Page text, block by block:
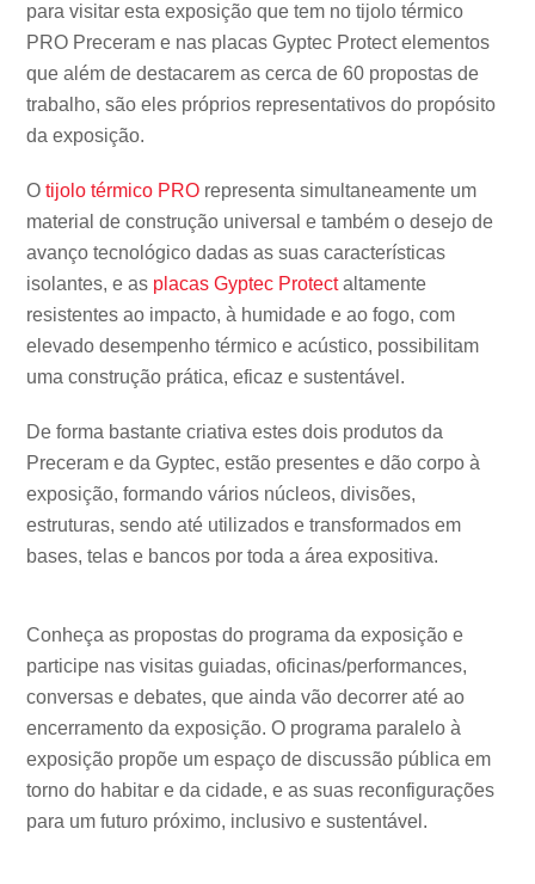
para visitar esta exposição que tem no tijolo térmico
PRO Preceram e nas placas Gyptec Protect elementos
que além de destacarem as cerca de 60 propostas de
trabalho, são eles próprios representativos do propósito
da exposição.
Otijolo térmico PRO representa simultaneamente um
material de construção universal e também o desejo de
avanço tecnológico dadas as suas características
isolantes, e as placas Gyptec Protectaltamente
resistentes ao impacto, à humidade e ao fogo, com
elevado desempenho térmico e acústico, possibilitam
uma construção prática, eficaz e sustentável.
De forma bastante criativa estes dois produtos da
Preceram e da Gyptec, estão presentes e dão corpo à
exposição, formando vários núcleos, divisões,
estruturas, sendo até utilizados e transformados em
bases, telas e bancos por toda a área expositiva.
Conheça as propostas do programa da exposição e
participe nas visitas guiadas, oficinas/performances,
conversas e debates, que ainda vão decorrer até ao
encerramento da exposição. O programa paralelo à
exposição propõe um espaço de discussão pública em
torno do habitar e da cidade, e as suas reconfigurações
para um futuro próximo, inclusivo e sustentável.